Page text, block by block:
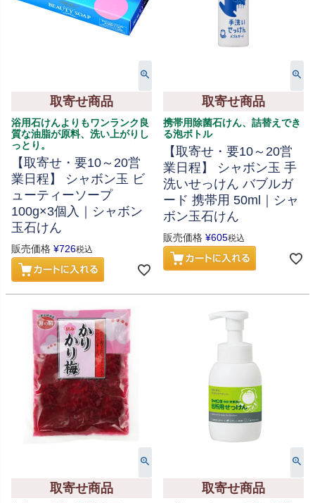
取寄せ商品
浴用石けんよりもワンランク良
質な油脂が原料、洗い上がりし
っとり。
【取寄せ・要10～20営
業日程】 シャボン玉 ビ
ューティーソープ
100g×3個入｜シャボン
玉石けん
販売価格 ¥726税込
取寄せ商品
携帯用除菌石けん、詰替えでき
る泡ボトル
【取寄せ・要10～20営
業日程】 シャボン玉 手
洗いせっけん バブルガ
ード 携帯用 50ml｜シャ
ボン玉石けん
販売価格 ¥605税込
取寄せ商品 取寄せ商品